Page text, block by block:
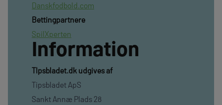
Danskfodbold.com
Bettingpartnere
SpilXperten
Information
TIpsbladet.dk udgives af
Tipsbladet ApS
Sankt Annæ Plads 28